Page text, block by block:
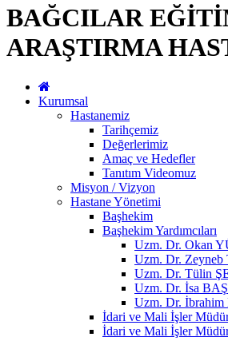
BAĞCILAR
ARAŞTIRMA
Kurumsal
Hastanemiz
Tarihçemiz
Değerlerimiz
Amaç ve Hedefler
Tanıtım Videomuz
Misyon / Vizyon
Hastane Yönetimi
Başhekim
Başhekim Yardımcıları
Uzm. Dr. Okan
Uzm. Dr.
Uzm. Dr. Tülin
Uzm. Dr. İsa
Uzm. Dr.
İdari ve Mali İşler
İdari ve Mali İşler Müdür